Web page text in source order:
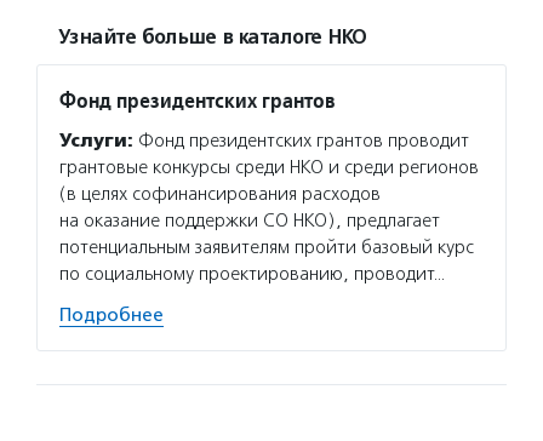
Узнайте больше в каталоге НКО
Фонд президентских грантов
Услуги: Фонд президентских грантов проводит
грантовые конкурсы среди НКО и среди регионов
(в целях софинансирования расходов
на оказание поддержки СО НКО), предлагает
потенциальным заявителям пройти базовый курс
по социальному проектированию, проводит…
Подробнее